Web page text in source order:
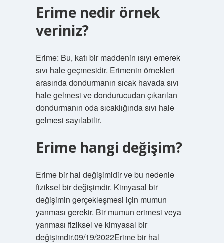
Erime nedir örnek
veriniz?
Erime: Bu, katı bir maddenin ısıyı emerek
sıvı hale geçmesidir. Erimenin örnekleri
arasında dondurmanın sıcak havada sıvı
hale gelmesi ve dondurucudan çıkarılan
dondurmanın oda sıcaklığında sıvı hale
gelmesi sayılabilir.
Erime hangi değişim?
Erime bir hal değişimidir ve bu nedenle
fiziksel bir değişimdir. Kimyasal bir
değişimin gerçekleşmesi için mumun
yanması gerekir. Bir mumun erimesi veya
yanması fiziksel ve kimyasal bir
değişimdir.09/19/2022Erime bir hal